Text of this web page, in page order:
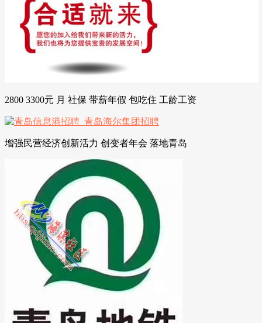
2800 3300元 月 社保 带薪年假 包吃住 工龄工资
增强民营经济创新活力 创变者年会 落地青岛